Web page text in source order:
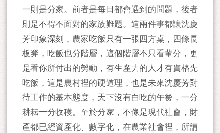
一則是分家。前者是每日都會遇到的問題，後者
則是不得不面對的家族難題。這兩件事都讓沈慶
芳印象深刻，農家吃飯只有一張四方桌，四條長
板凳，吃飯也分階層，這個階層不只看輩分，更
是看你所付出的勞動，有生產力的人才有資格先
吃飯，這是農村裡的硬道理，也是未來沈慶芳對
待工作的基本態度，天下沒有白吃的午餐，一分
耕耘一分收穫。至於分家，不像是現代社會，財
產都已經資產化、數字化，在農業社會裡，所謂